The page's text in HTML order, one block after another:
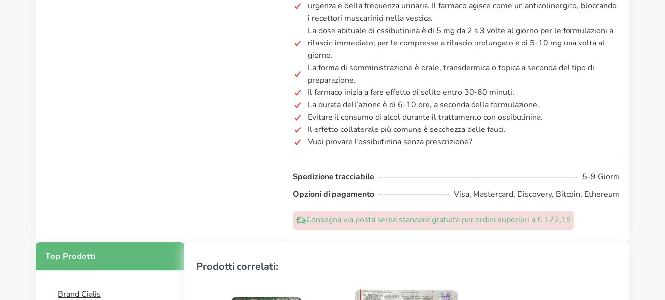
urgenza e della frequenza urinaria. Il farmaco agisce come un anticolinergico, bloccando
i recettori muscarinici nella vescica.
La dose abituale di ossibutinina è di 5 mg da 2 a 3 volte al giorno per le formulazioni a
rilascio immediato; per le compresse a rilascio prolungato è di 5-10 mg una volta al
giorno.
La forma di somministrazione è orale, transdermica o topica a seconda del tipo di
preparazione.
Il farmaco inizia a fare effetto di solito entro 30-60 minuti.
La durata dell’azione è di 6-10 ore, a seconda della formulazione.
Evitare il consumo di alcol durante il trattamento con ossibutinina.
Il effetto collaterale più comune è secchezza delle fauci.
Vuoi provare l’ossibutinina senza prescrizione?
Spedizione tracciabile
5-9 Giorni
Opzioni di pagamento
Visa, Mastercard, Discovery, Bitcoin, Ethereum
Consegna via posta aerea standard gratuita per ordini superiori a € 172,19
Top Prodotti
Brand Cialis
Prodotti correlati: